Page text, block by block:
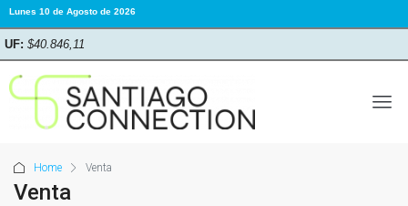
Lunes 10 de Agosto de 2026
UF: $40.846,11
Home Venta
Venta